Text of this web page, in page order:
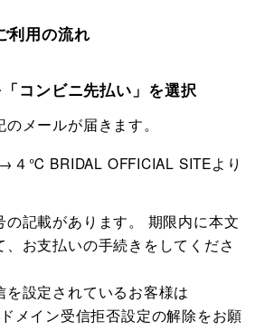
利用の流れ
コンビニ先払い」を選択
メールが届きます。
４℃ BRIDAL OFFICIAL SITEより
記載があります。 期限内に本文
、お支払いの手続きをしてくださ
設定されているお客様は
メイン受信拒否設定の解除をお願